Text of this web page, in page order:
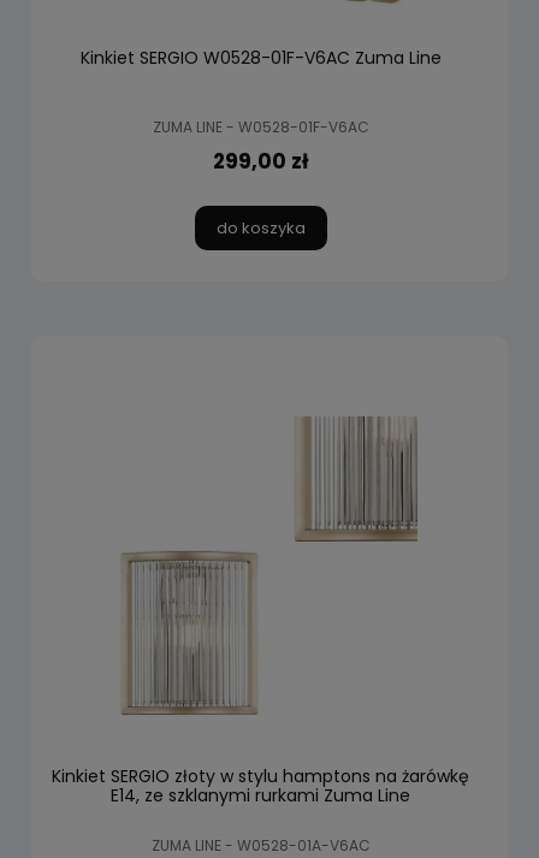
Kinkiet SERGIO W0528-01F-V6AC Zuma Line
ZUMA LINE - W0528-01F-V6AC
299,00 zł
do koszyka
Kinkiet SERGIO złoty w stylu hamptons na żarówkę
E14, ze szklanymi rurkami Zuma Line
ZUMA LINE - W0528-01A-V6AC